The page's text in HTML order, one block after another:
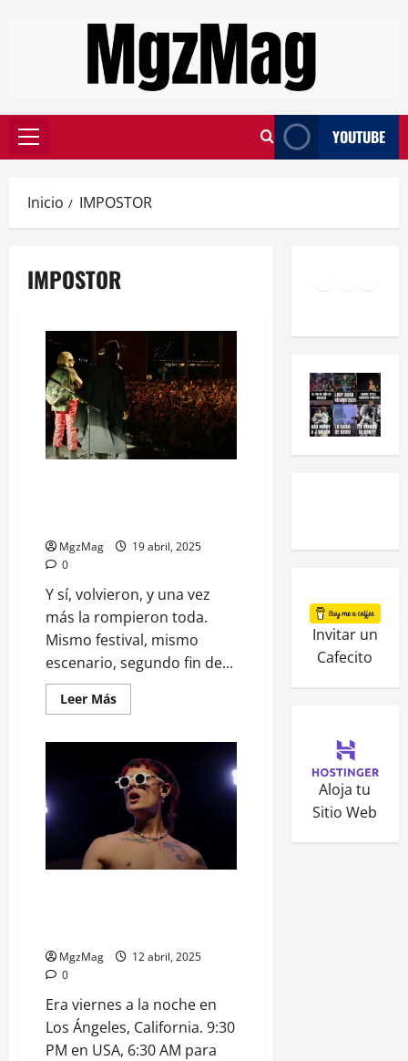
YOUTUBE
Inicio IMPOSTOR
IMPOSTOR
MgzMag
19 abril, 2025
0
Y sí, volvieron, y una vez
más la rompieron toda.
Mismo festival, mismo
escenario, segundo fin de...
Leer Más
MgzMag
12 abril, 2025
0
Era viernes a la noche en
Los Ángeles, California. 9:30
PM en USA, 6:30 AM para
Invitar un
Cafecito
Aloja tu
Sitio Web